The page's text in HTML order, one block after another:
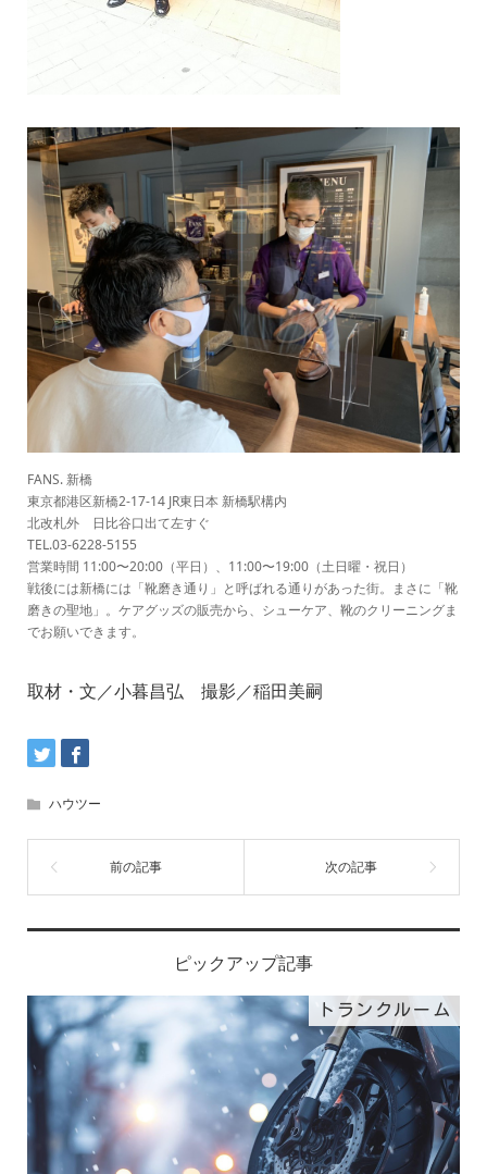
FANS. 新橋
東京都港区新橋2-17-14 JR東日本 新橋駅構内
北改札外 日比谷口出て左すぐ
TEL.03-6228-5155
営業時間 11:00〜20:00（平日）、11:00〜19:00（土日曜・祝日）
戦後には新橋には「靴磨き通り」と呼ばれる通りがあった街。まさに「靴
磨きの聖地」。ケアグッズの販売から、シューケア、靴のクリーニングま
でお願いできます。
取材・文／小暮昌弘 撮影／稲田美嗣
ハウツー
ピックアップ記事
トランクルーム